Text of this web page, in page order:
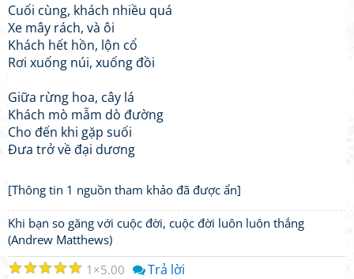
Cuối cùng, khách nhiều quá
Xe mây rách, và ôi
Khách hết hồn, lộn cổ
Rơi xuống núi, xuống đồi
Giữa rừng hoa, cây lá
Khách mò mẫm dò đường
Cho đến khi gặp suối
Đưa trở về đại dương
[Thông tin 1 nguồn tham khảo đã được ẩn]
Khi bạn so găng với cuộc đời, cuộc đời luôn luôn thắng
(Andrew Matthews)
☆
☆
☆
☆
☆ 1 5.00 Trả lời